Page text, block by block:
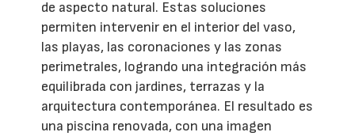
de aspecto natural. Estas soluciones
permiten intervenir en el interior del vaso,
las playas, las coronaciones y las zonas
perimetrales, logrando una integración más
equilibrada con jardines, terrazas y la
arquitectura contemporánea. El resultado es
una piscina renovada, con una imagen